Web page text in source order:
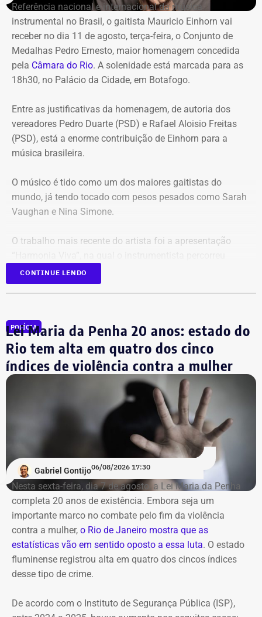
Referência nacional e internacional da música
instrumental no Brasil, o gaitista Mauricio Einhorn vai
receber no dia 11 de agosto, terça-feira, o Conjunto de
Medalhas Pedro Ernesto, maior homenagem concedida
pela Câmara do Rio. A solenidade está marcada para as
18h30, no Palácio da Cidade, em Botafogo.
Entre as justificativas da homenagem, de autoria dos
vereadores Pedro Duarte (PSD) e Rafael Aloisio Freitas
(PSD), está a enorme contribuição de Einhorn para a
música brasileira.
O músico é tido como um dos maiores gaitistas do
mundo, já tendo tocado com pesos pesados como Sarah
Vaughan e Nina Simone.
O trabalho mais recente do artista foi a apresentação
diversas unidades pelo Sesc na cidade do Rio.
imigrantes judeus poloneses, ele descobriu o instrumento
graças aos pais. que também eram gaitistas. No Brasil, já
fez apresentações e parcerias com famosos nomes da
Música Popular Brasileira, como Elizeth Cardoso,
Hermeto Pascoal, Chico Buarque e Maria Bethânia.
CONTINUE LENDO
POLÍCIA
Lei Maria da Penha 20 anos: estado do
Rio tem alta em quatro dos cinco
índices de violência contra a mulher
Gabriel Gontijo06/08/2026 17:30
Nesta sexta-feira, dia 7 de agosto, a Lei Maria da Penha
completa 20 anos de existência. Embora seja um
importante marco no combate pelo fim da violência
contra a mulher, o Rio de Janeiro mostra que as
estatísticas vão em sentido oposto a essa luta. O estado
fluminense registrou alta em quatro dos cincos índices
desse tipo de crime.
De acordo com o Instituto de Segurança Pública (ISP),